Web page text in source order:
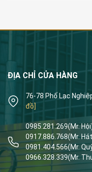
ĐỊA CHỈ CỬA HÀNG
76-78 Phố Lạc
đồ]
0985.281.269(Mr.
0917.886.768(Mr.
0981.404.566(Mr.
0966.328.339(Mr.